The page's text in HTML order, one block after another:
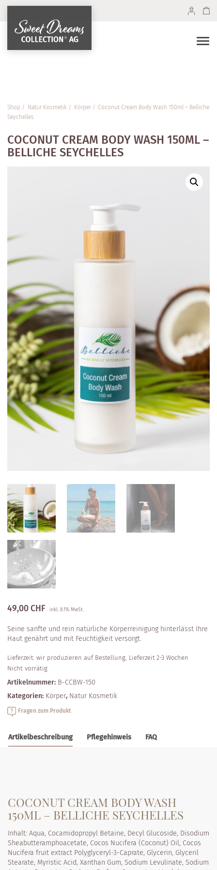
Shop Natur Kosmetik Körper
Coconut Cream Body Wash 150ml – Belliche
Seychelles
COCONUT CREAM BODY WASH 150ML –
BELLICHE SEYCHELLES
49,00CHF inkl. 8.1% MwSt.
Seine sanfte und rein natürliche Körperreinigung hinterlässt Ihre
Haut genährt und mit Feuchtigkeit versorgt.
Lieferzeit: wir produzieren auf Bestellung, Lieferzeit 2-3 Wochen
Nicht vorrätig
Artikelnummer: B-CCBW-150
Kategorien: Körper, Natur Kosmetik
Fragen zum Produkt
Artikelbeschreibung Pflegehinweis FAQ
COCONUT CREAM BODY WASH
150ML – BELLICHE SEYCHELLES
Inhalt: Aqua, Cocamidopropyl Betaine, Decyl Glucoside, Disodium
Sheabutteramphoacetate, Cocos Nucifera (Coconut) Oil, Cocos
Nucifera fruit extract Polyglyceryl-3-Caprate, Glycerin, Glyceril
Stearate, Myristic Acid, Xanthan Gum, Sodium Levulinate, Sodium